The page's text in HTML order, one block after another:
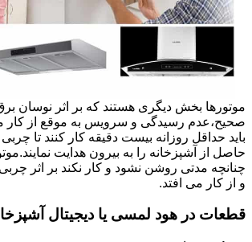
موتورها بخش دیگری هستند که بر اثر نوسان
صحیح،عدم رسیدگی و سرویس به موقع از کار
باید حداقل روزانه بیست دقیقه کار کنند تا
حاصل از آشپزخانه را به بیرون هدایت
چنانچه مدتی روشن نشود و کار نکند بر اثر
و از کار می افتد.
قطعات در هود لمسی یا دیجیتال